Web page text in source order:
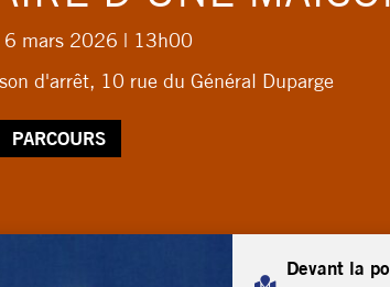
6 mars 2026 | 13h00
d'arrêt, 10 rue du Général Duparge
PARCOURS
Devant la